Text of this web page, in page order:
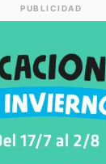
PUBLICIDAD